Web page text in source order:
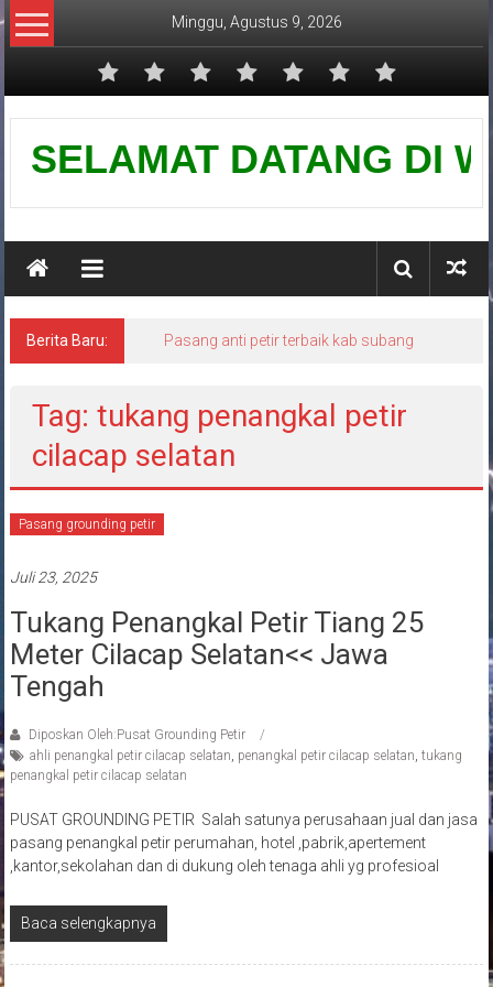
Lompat
ke
Minggu, Agustus 9, 2026
Pusat
Grounding
SELAMAT DATANG DI
Berita Baru: Pasang anti petir terbaik kab subang
Tag: tukang penangkal petir
cilacap selatan
Pasang grounding petir
Juli 23, 2025
Tukang Penangkal Petir Tiang 25
Meter Cilacap Selatan<< Jawa
Tengah
Diposkan Oleh:Pusat Grounding Petir
ahli penangkal petir cilacap selatan, penangkal petir cilacap selatan, tukang
penangkal petir cilacap selatan
PUSAT GROUNDING PETIR Salah satunya perusahaan jual dan jasa
pasang penangkal petir perumahan, hotel ,pabrik,apertement
,kantor,sekolahan dan di dukung oleh tenaga ahli yg profesioal
Baca selengkapnya